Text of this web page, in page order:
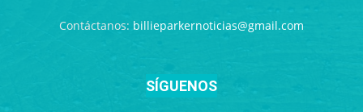
Contáctanos: billieparkernoticias@gmail.com
SÍGUENOS